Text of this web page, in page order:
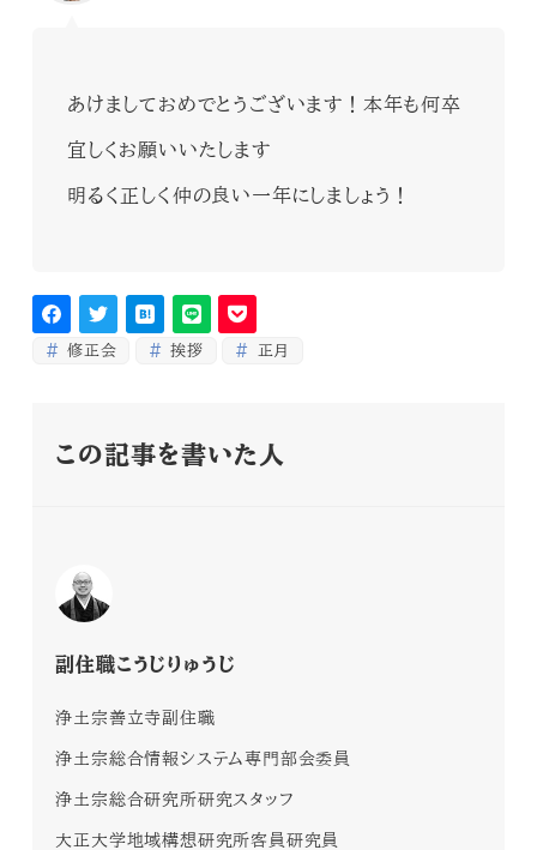
あけましておめでとうございます！本年も何卒
宜しくお願いいたします
明るく正しく仲の良い一年にしましょう！
修正会 挨拶 正月
この記事を書いた人
副住職こうじりゅうじ
浄土宗善立寺副住職
浄土宗総合情報システム専門部会委員
浄土宗総合研究所研究スタッフ
大正大学地域構想研究所客員研究員